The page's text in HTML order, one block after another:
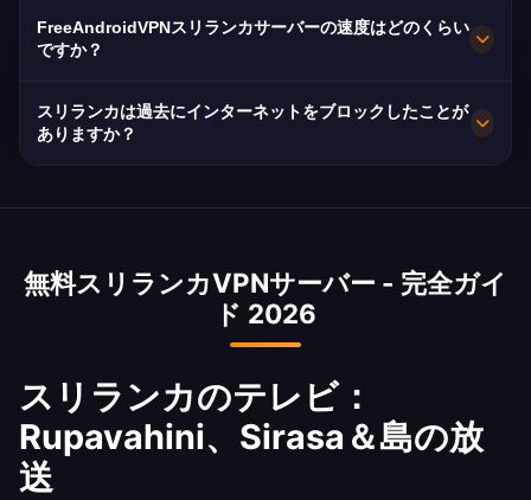
10Gbps接続を備えています。アプリでお好みの
スリランカの都市を選択して、場所やニーズに基
す。
もちろんです。AES-256暗号化とノーログポリシ
ーを採用。重要な点として、スリランカは危機時
ます。
FreeAndroidVPNスリランカサーバーの速度はどのくらい
ですか？
10Gbpsサーバー。スリランカの平均速度は25
MbpsでDialog、SLT、Mobitelが光ファイバーカ
スリランカは過去にインターネットをブロックしたことが
ありますか？
2022年の経済危機の抗議活動中にソーシャルメ
ックを即座にバイパスします。混乱が発生する前
にインストールしてコミュニケーションを維持し
無料スリランカVPNサーバー - 完全ガイ
ド 2026
スリランカのテレビ：
Rupavahini、Sirasa＆島の放
送